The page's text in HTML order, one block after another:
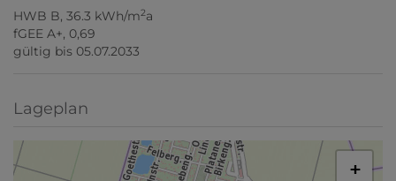
HWB B, 36.3 kWh/m2a
fGEE A+, 0,69
gültig bis 05.07.2033
Lageplan
+